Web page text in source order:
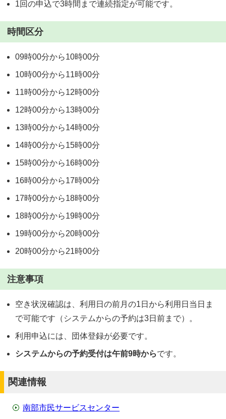
1回の申込で3時間まで連続指定が可能です。
時間区分
09時00分から10時00分
10時00分から11時00分
11時00分から12時00分
12時00分から13時00分
13時00分から14時00分
14時00分から15時00分
15時00分から16時00分
16時00分から17時00分
17時00分から18時00分
18時00分から19時00分
19時00分から20時00分
20時00分から21時00分
注意事項
空き状況確認は、利用日の前月の1日から利用日当日ま
で可能です（システムからの予約は3日前まで）。
利用申込には、団体登録が必要です。
システムからの予約受付は午前9時からです。
関連情報
南部市民サービスセンター